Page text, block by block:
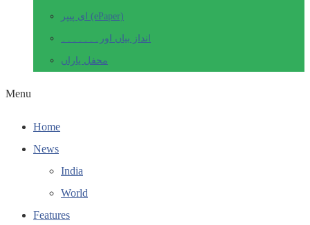
ای پیپر (ePaper)
انداز بیاں اور۔۔۔۔۔۔۔
محفل یاراں
Menu
Home
News
India
World
Features